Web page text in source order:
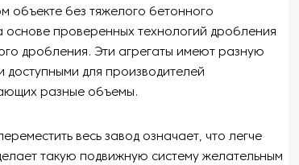
объекте без тяжелого бетонного
проверенных технологий дробления
дробления. Эти агрегаты имеют разную
доступными для производителей
разные объемы.
весь завод означает, что легче
такую подвижную систему желательным